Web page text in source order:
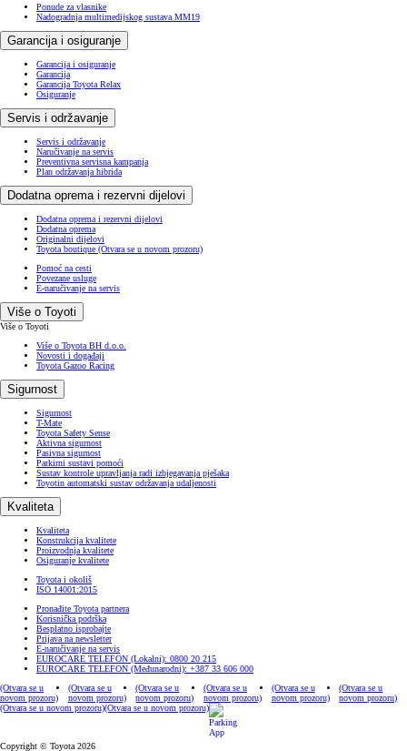
Ponude za vlasnike
Nadogradnja multimedijskog sustava MM19
Garancija i osiguranje
Garancija i osiguranje
Garancija
Garancija Toyota Relax
Osiguranje
Servis i održavanje
Servis i održavanje
Naručivanje na servis
Preventivna servisna kampanja
Plan održavanja hibrida
Dodatna oprema i rezervni dijelovi
Dodatna oprema i rezervni dijelovi
Dodatna oprema
Originalni dijelovi
Toyota boutique (Otvara se u novom prozoru)
Pomoć na cesti
Povezane usluge
E-naručivanje na servis
Više o Toyoti
Više o Toyoti
Više o Toyota BH d.o.o.
Novosti i događaji
Toyota Gazoo Racing
Sigurnost
Sigurnost
T-Mate
Toyota Safety Sense
Aktivna sigurnost
Pasivna sigurnost
Parkirni sustavi pomoći
Sustav kontrole upravljanja radi izbjegavanja pješaka
Toyotin automatski sustav održavanja udaljenosti
Kvaliteta
Kvaliteta
Konstrukcija kvalitete
Proizvodnja kvalitete
Osiguranje kvalitete
Toyota i okoliš
ISO 14001:2015
Pronađite Toyota partnera
Korisnička podrška
Besplatno isprobajte
Prijava na newsletter
E-naručivanje na servis
EUROCARE TELEFON (Lokalni): 0800 20 215
EUROCARE TELEFON (Međunarodni): +387 33 606 000
(Otvara se u
novom prozoru)
(Otvara se u
novom prozoru)
(Otvara se u
novom prozoru)
(Otvara se u
novom prozoru)
(Otvara se u
novom prozoru)
(Otvara se u
novom prozoru)
(Otvara se u novom prozoru)(Otvara se u novom prozoru)
Copyright © Toyota 2026